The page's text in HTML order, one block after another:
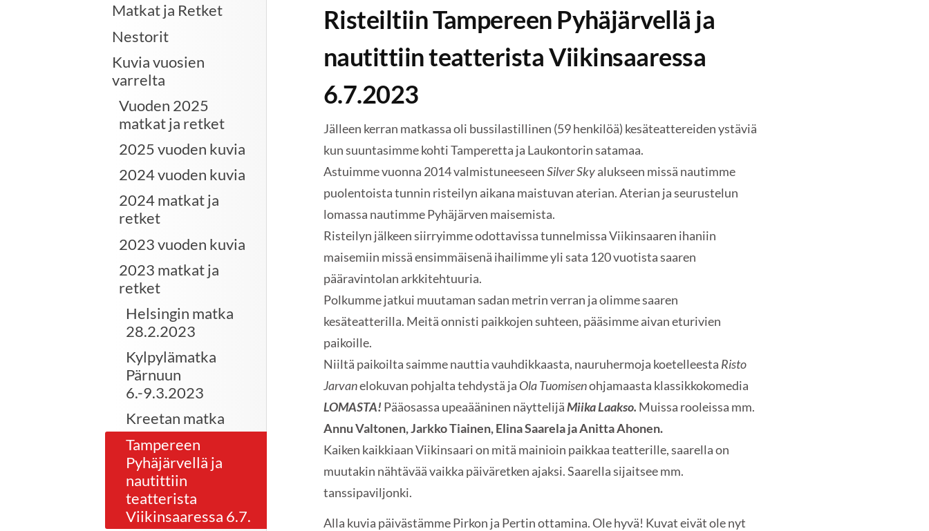
Matkat ja Retket
Nestorit
Kuvia vuosien
varrelta
Vuoden 2025
matkat ja retket
2025 vuoden kuvia
2024 vuoden kuvia
2024 matkat ja
retket
2023 vuoden kuvia
2023 matkat ja
retket
Helsingin matka
28.2.2023
Kylpylämatka
Pärnuun
6.-9.3.2023
Kreetan matka
Tampereen
Pyhäjärvellä ja
nautittiin
teatterista
Viikinsaaressa 6.7.
Risteiltiin Tampereen Pyhäjärvellä ja
nautittiin teatterista Viikinsaaressa
6.7.2023
Jälleen kerran matkassa oli bussilastillinen (59 henkilöä) kesäteattereiden ystäviä
kun suuntasimme kohti Tamperetta ja Laukontorin satamaa.
Astuimme vuonna 2014 valmistuneeseenSilver Skyalukseen missä nautimme
puolentoista tunnin risteilyn aikana maistuvan aterian. Aterian ja seurustelun
lomassa nautimme Pyhäjärven maisemista.
Risteilyn jälkeen siirryimme odottavissa tunnelmissa Viikinsaaren ihaniin
maisemiin missä ensimmäisenä ihailimme yli sata 120 vuotista saaren
pääravintolan arkkitehtuuria.
Polkumme jatkui muutaman sadan metrin verran ja olimme saaren
kesäteatterilla. Meitä onnisti paikkojen suhteen, pääsimme aivan eturivien
paikoille.
Niiltä paikoilta saimme nauttia vauhdikkaasta, nauruhermoja koetelleesta Risto
Jarvanelokuvan pohjalta tehdystä ja Ola Tuomisenohjamaasta klassikkokomedia
LOMASTA! Pääosassa upeaääninen näyttelijäMiika Laakso. Muissa rooleissa mm.
Annu Valtonen, Jarkko Tiainen, Elina Saarela ja Anitta Ahonen.
Kaiken kaikkiaan Viikinsaari on mitä mainioin paikkaa teatterille, saarella on
muutakin nähtävää vaikka päiväretken ajaksi. Saarella sijaitsee mm.
tanssipaviljonki.
Alla kuvia päivästämme Pirkon ja Pertin ottamina. Ole hyvä! Kuvat eivät ole nyt